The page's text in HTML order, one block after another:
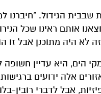
שבבית הגידול. "חיברנו
אותם ראינו שכל
לא היה מתוכנן אבל זו
היא עדיין חשופה
אלה ידועים
אבל לדברי רובין-